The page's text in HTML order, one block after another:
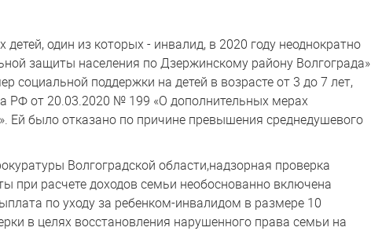
один из которых - инвалид, в 2020 году неоднократно
защиты населения по Дзержинскому району Волгограда»
социальной поддержки на детей в возрасте от 3 до 7 лет,
РФ от 20.03.2020 № 199 «О дополнительных мерах
Ей было отказано по причине превышения среднедушевого
Волгоградской области,надзорная проверка
при расчете доходов семьи необоснованно включена
по уходу за ребенком-инвалидом в размере 10
в целях восстановления нарушенного права семьи на